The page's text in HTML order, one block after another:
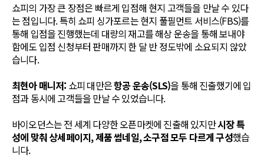
쇼피의 가장 큰 장점은 빠르게 입점해 현지 고객들을 만날 수 있다
는 점입니다. 특히 쇼피 싱가포르는 현지 풀필먼트 서비스(FBS)를
통해 입점을 진행했는데 대량의 재고를 해상 운송을 통해 보내야
함에도 입점 신청부터 판매까지 한 달 반 정도밖에 소요되지 않았
습니다.
최현아 매니저: 쇼피 대만은항공 운송(SLS)을 통해 진출했기에 입
점과 동시에 고객들을 만날 수 있었습니다.
바이오던스는 전 세계 다양한 오픈마켓에 진출해 있지만시장 특
성에 맞춰 상세페이지, 제품 썸네일, 소구점 모두 다르게 구성했습
니다.